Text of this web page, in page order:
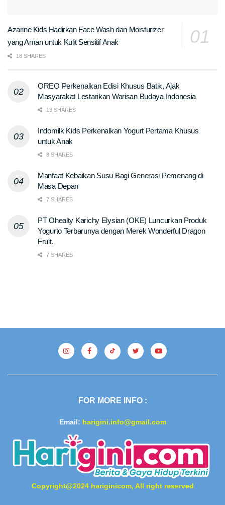
Azarine Kids Hadirkan Face Wash dan Moisturizer
yang Aman untuk Kulit Sensitif Anak
18 SHARES
OREO Perkenalkan Edisi Khusus Batik, Ajak
Masyarakat Lestarikan Warisan Budaya Indonesia
13 SHARES
Indomilk Kids Perkenalkan Yogurt Pertama Khusus
untuk Anak
8 SHARES
Manfaat Kebaikan Susu Bagi Generasi Pemenang di
Masa Depan
7 SHARES
PT Ohealty Karichy Elysian (OKE) Luncurkan Produk
Yogurto Terbarunya dengan Merek Wonderful Dragon
Fruit.
7 SHARES
FOR MORE INFO :
Email: harigini.info@gmail.com
Copyright@2024 hariginicom, All right reserved